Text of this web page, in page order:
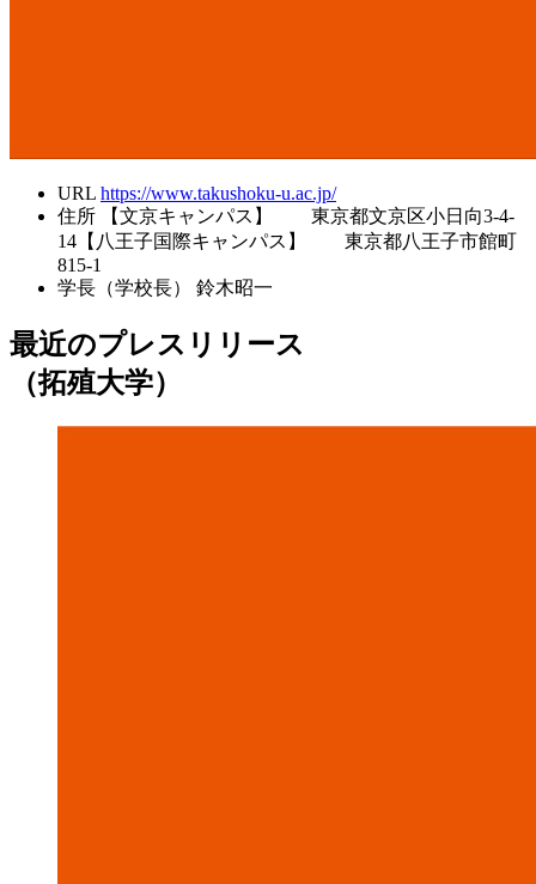
URL https://www.takushoku-u.ac.jp/
住所
【文京キャンパス】 東京都文京区小日向3-4-
14【八王子国際キャンパス】 東京都八王子市館町
815-1
学長（学校長）
鈴木昭一
最近のプレスリリース
（拓殖大学）